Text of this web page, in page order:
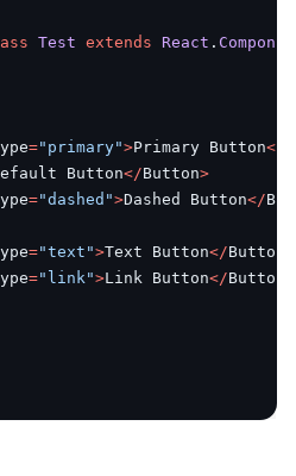
Test extends React .
="primary">Primary Button<
Button</Button>
="dashed">Dashed Button</
="text">Text Button</Button
="link">Link Button</Button